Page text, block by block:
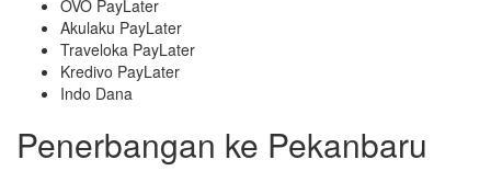
OVO PayLater
Akulaku PayLater
Traveloka PayLater
Kredivo PayLater
Indo Dana
Penerbangan ke Pekanbaru